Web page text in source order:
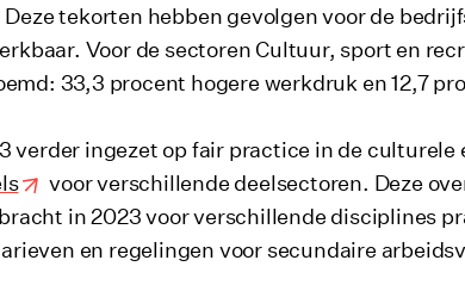
tekorten hebben gevolgen voor de
Voor de sectoren Cultuur, sport en
33,3 procent hogere werkdruk en 12,7
verder ingezet op fair practice in de
voor verschillende deelsectoren. Deze
in 2023 voor verschillende disciplines
en regelingen voor secundaire